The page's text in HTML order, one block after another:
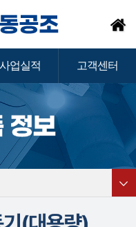
사업실적 고객센터